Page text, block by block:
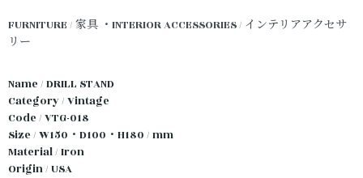
FURNITURE / 家具 ・INTERIOR ACCESSORIES / インテリアアクセサ
リー
Name / DRILL STAND
Category / Vintage
Code / VTG-018
Size / W150・D100・H180 / mm
Material / Iron
Origin / USA